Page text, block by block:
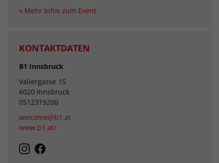
» Mehr Infos zum Event
KONTAKTDATEN
B1 Innsbruck
Valiergasse 15
6020 Innsbruck
0512319200
welcome@b1.at
www.b1.at/